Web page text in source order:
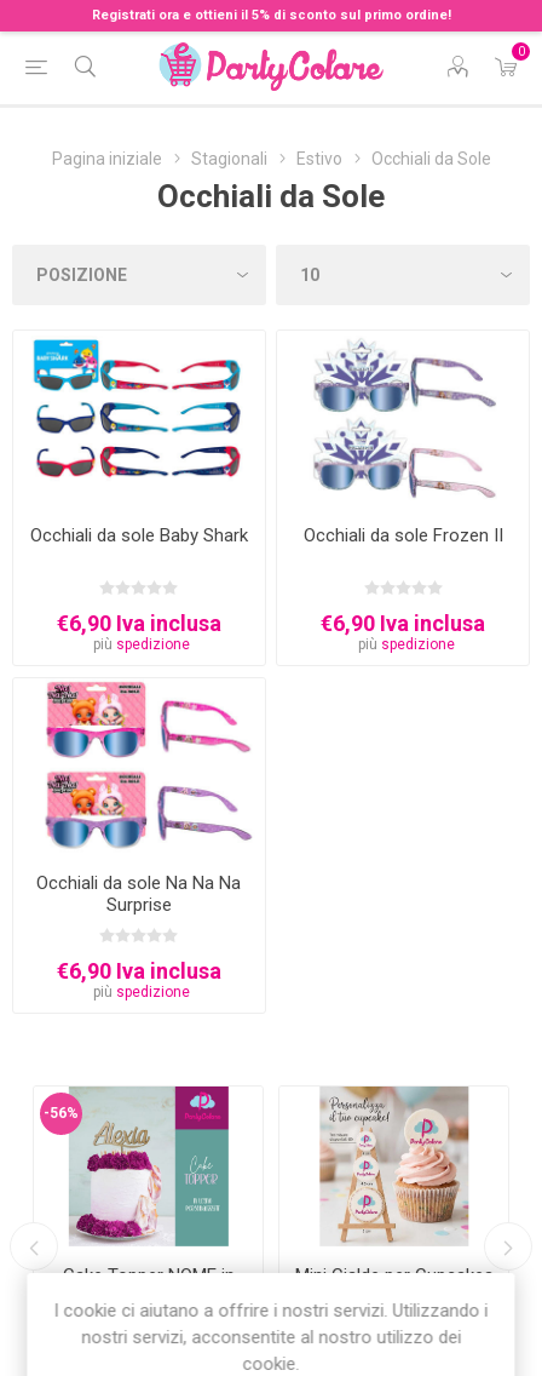
Registrati ora e ottieni il 5% di sconto sul primo ordine!
0
Pagina iniziale Stagionali Estivo Occhiali da Sole
Occhiali da Sole
Occhiali da sole Baby Shark
€6,90 Iva inclusa
più spedizione
Occhiali da sole Frozen II
€6,90 Iva inclusa
più spedizione
Occhiali da sole Na Na Na
Surprise
€6,90 Iva inclusa
più spedizione
-56%
Cake Topper NOME in
€18,00 Iva inclusa
€8,00 Iva inclusa
Mini Cialde per Cupcakes
€6,00 Iva inclusa
I cookie ci aiutano a offrire i nostri servizi. Utilizzando i
nostri servizi, acconsentite al nostro utilizzo dei
cookie.